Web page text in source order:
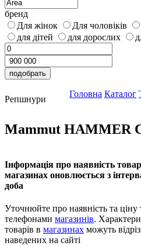
бренд
Для жінок
Для чоловіків
для дітей
для дорослих
Репшнури
Головна Каталог
Mammut HAMMER
Інформація про наявність
магазинах оновлюється з
доба
Уточнюйте про наявність та ціну
телефонами магазинів.
товарів в магазинах можуть
наведених на сайті